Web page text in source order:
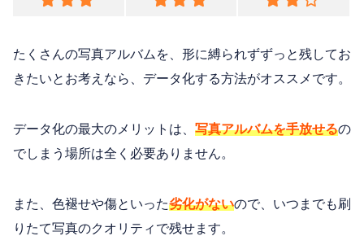
たくさんの写真アルバムを、形に縛られずずっと残してお
きたいとお考えなら、データ化する方法がオススメです。
データ化の最大のメリットは、 写真アルバムを手放せるの
でしまう場所は全く必要ありません。
また、色褪せや傷といった劣化がないので、いつまでも刷
りたて写真のクオリティで残せます。